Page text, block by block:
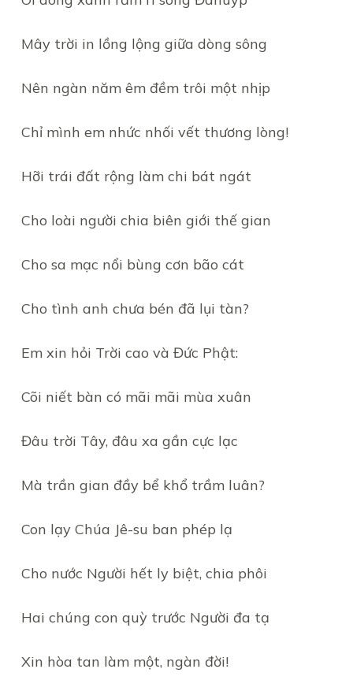
Mây trời in lồng lộng giữa dòng sông
Nên ngàn năm êm đềm trôi một nhịp
Chỉ mình em nhức nhối vết thương lòng!
Hỡi trái đất rộng làm chi bát ngát
Cho loài người chia biên giới thế gian
Cho sa mạc nổi bùng cơn bão cát
Cho tình anh chưa bén đã lụi tàn?
Em xin hỏi Trời cao và Đức Phật:
Cõi niết bàn có mãi mãi mùa xuân
Đâu trời Tây, đâu xa gần cực lạc
Mà trần gian đầy bể khổ trầm luân?
Con lạy Chúa Jê-su ban phép lạ
Cho nước Người hết ly biệt, chia phôi
Hai chúng con quỳ trước Người đa tạ
Xin hòa tan làm một, ngàn đời!